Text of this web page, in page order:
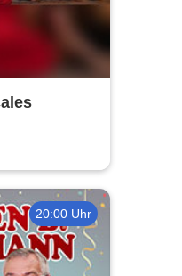
20:00 Uhr